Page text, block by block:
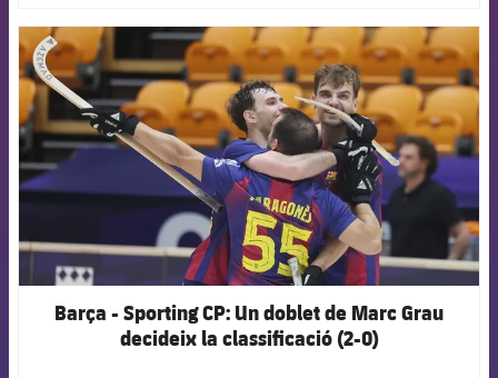
FCB Barcelona badge
Barça - Sporting CP: Un doblet de Marc Grau
decideix la classificació (2-0)